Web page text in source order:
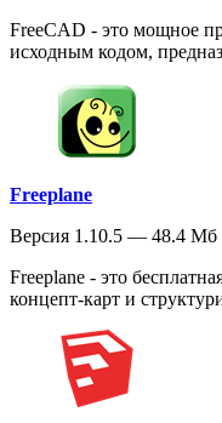
FreeCAD - это мощное
исходным кодом,
Freeplane
Версия 1.10.5 — 48.4 Мб
Freeplane - это
концепт-карт и